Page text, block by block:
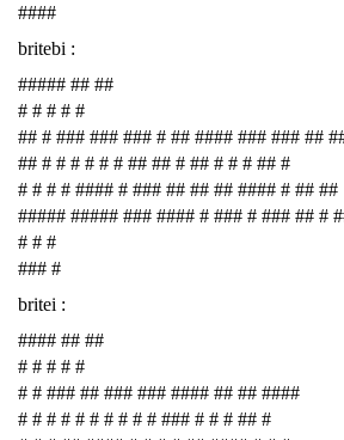
####
britebi :
##### ## ##
# # # # #
## # ### ### ### # ## #### ### ### ##
## # # # # # # ## ## # ## # # # ## #
# # # # #### # ### ## ## ## #### # ## ##
##### ##### ### #### # ### # ### ## #
# # #
### #
britei :
#### ## ##
# # # # #
# # ### ## ### ### #### ## ## ####
# # # # # # # # # # ### # # # ## #